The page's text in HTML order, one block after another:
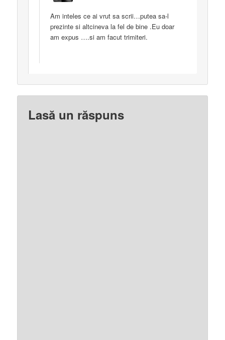
Am inteles ce ai vrut sa scrii…putea sa-l
prezinte si altcineva la fel de bine .Eu doar
am expus ….si am facut trimiteri.
Lasă un răspuns